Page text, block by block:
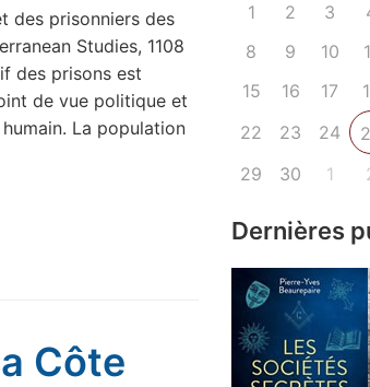
des prisonniers des
Studies, 1108
des prisons est
de vue politique et
La population
Côte
1 2 3
8
9 10
15
16 17
22
23 24
29
30 1
Dernières